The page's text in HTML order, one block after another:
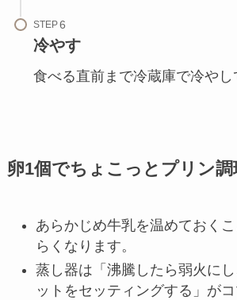
STEP
冷やす
食べる直前まで冷蔵庫で冷やし
卵1個でちょこっとプリン調
あらかじめ牛乳を温めておく
らくなります。
蒸し器は「沸騰したら弱火に
ットをセッティングする」がコ